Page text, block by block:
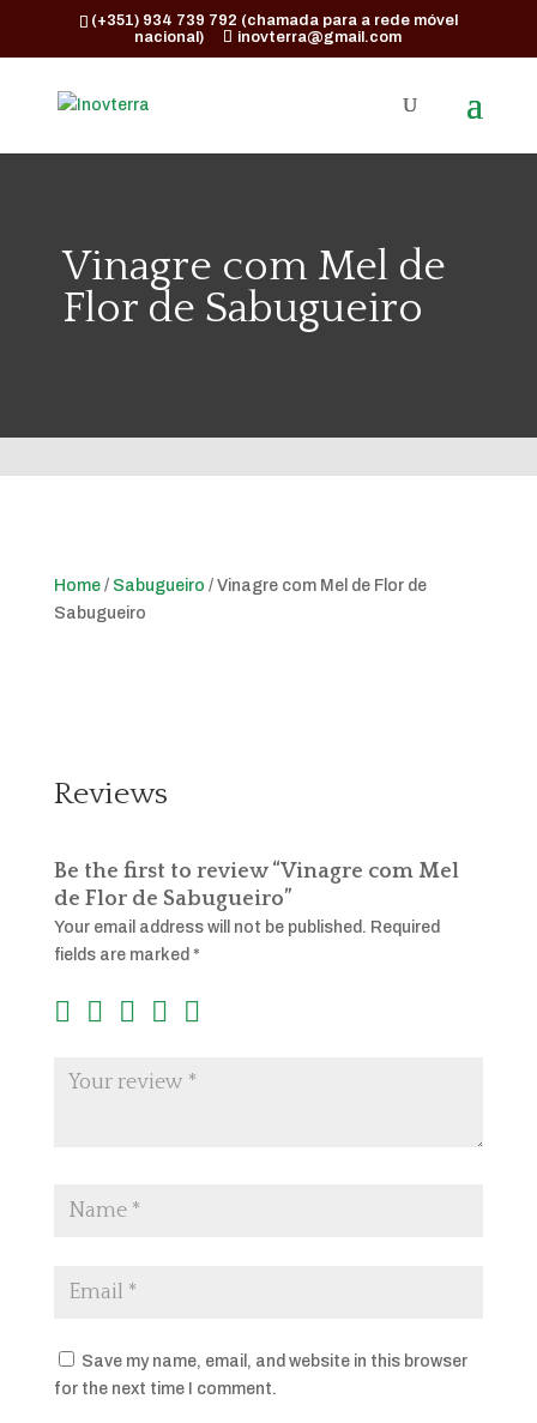
(+351) 934 739 792 (chamada para a rede móvel
nacional)
inovterra@gmail.com
Vinagre com Mel de
Flor de Sabugueiro
Home/ Sabugueiro / Vinagre com Mel de Flor de
Sabugueiro
Reviews
Be the first to review “Vinagre com Mel
de Flor de Sabugueiro”
Your email address will not be published. Required
fields are marked *
Save my name, email, and website in this browser
for the next time I comment.